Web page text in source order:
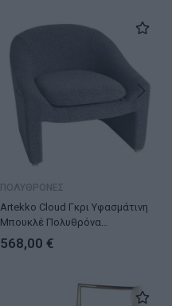
ΠΟΛΥΘΡΟΝΕΣ
Artekko Cloud Γκρι Υφασμάτινη
Μπουκλέ Πολυθρόνα
(76x76x71)cm
568,00 €